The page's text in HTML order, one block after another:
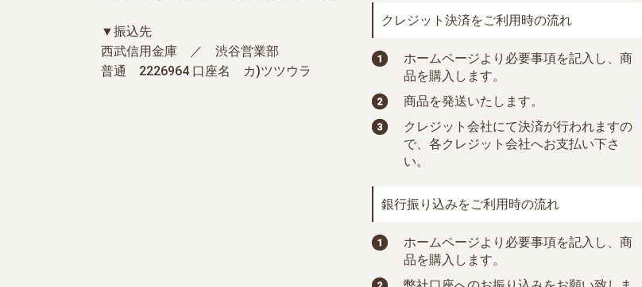
▼振込先
西武信用金庫 ／ 渋谷営業部
普通 2226964 口座名 カ)ツツウラ
クレジット決済をご利用時の流れ
ホームページより必要事項を記入し、商
品を購入します。
商品を発送いたします。
クレジット会社にて決済が行われますの
で、各クレジット会社へお支払い下さ
い。
銀行振り込みをご利用時の流れ
ホームページより必要事項を記入し、商
品を購入します。